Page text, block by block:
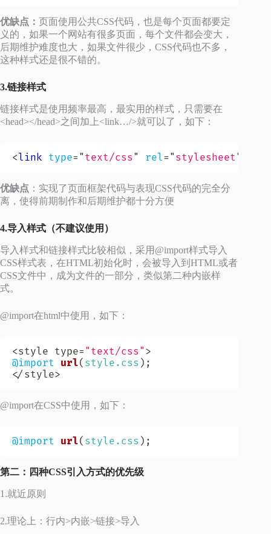
优缺点： 页面使用公共CSS代码，也是每个页面都要定
义的，如果一个网站有很多页面，每个文件都会变大，
后期维护难度也大，如果文件很少，CSS代码也不多，
这种样式还是很不错的。
3.链接样式
链接样式是使用频率最高，最实用的样式，只需要在
<head></head>之间加上<link…/>就可以了，如下：
<link type= " text/css" rel= " stylesheet"
优缺点 ：实现了页面框架代码与表现CSS代码的完全分
离，使得前期制作和后期维护都十分方便
4.导入样式（不建议使用）
导入样式和链接样式比较相似，采用@import样式导入
CSS样式表，在HTML初始化时，会被导入到HTML或者
CSS文件中，成为文件的一部分，类似第二种内嵌样
式。
@import在html中使用，如下：
<style type= "text/css"
@import url( style.css ) ;
</style>
@import在CSS中使用，如下：
@import url( style.css ) ;
第二：四种CSS引入方式的优先级
1.就近原则
2.理论上：行内>内嵌>链接>导入